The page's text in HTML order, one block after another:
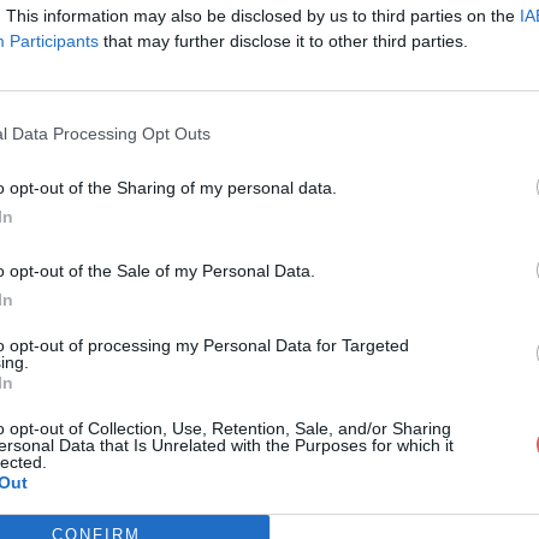
This information may also be disclosed by us to third parties on the
Participants that may further disclose it to other third parties.
Data Processing Opt Outs
opt-out of the Sharing of my personal data.
opt-out of the Sale of my Personal Data.
opt-out of processing my Personal Data for Targeted
opt-out of Collection, Use, Retention, Sale, and/or Sharing
Data that Is Unrelated with the Purposes for which it
CONFIRM
sur le Web et les